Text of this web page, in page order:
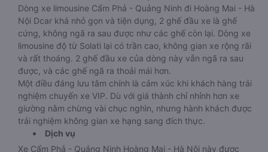
Dòng xe limousine Cẩm Phả - Quảng Ninh đi Hoàng Mai - Hà
Nội Dcar khá nhỏ gọn và tiện dụng, 2 ghế đầu xe là ghế
cứng, không ngã ra sau được như các ghế còn lại. Dòng xe
limousine độ từ Solati lại có trần cao, không gian xe rộng rãi
và rất thoáng. 2 ghế đầu xe của dòng này vẫn ngã ra sau
được, và các ghế ngã ra thoải mái hơn.
Một điều đáng lưu tâm chính là cảm xúc khi khách hàng trải
nghiệm chuyến xe VIP. Dù với giá thành chỉ nhỉnh hơn xe
giường nằm chừng vài chục nghìn, nhưng hành khách được
trải nghiệm không gian xe hạng sang đích thực.
Dịch vụ
Xe Cẩm Phả - Quảng Ninh Hoàng Mai - Hà Nội này được